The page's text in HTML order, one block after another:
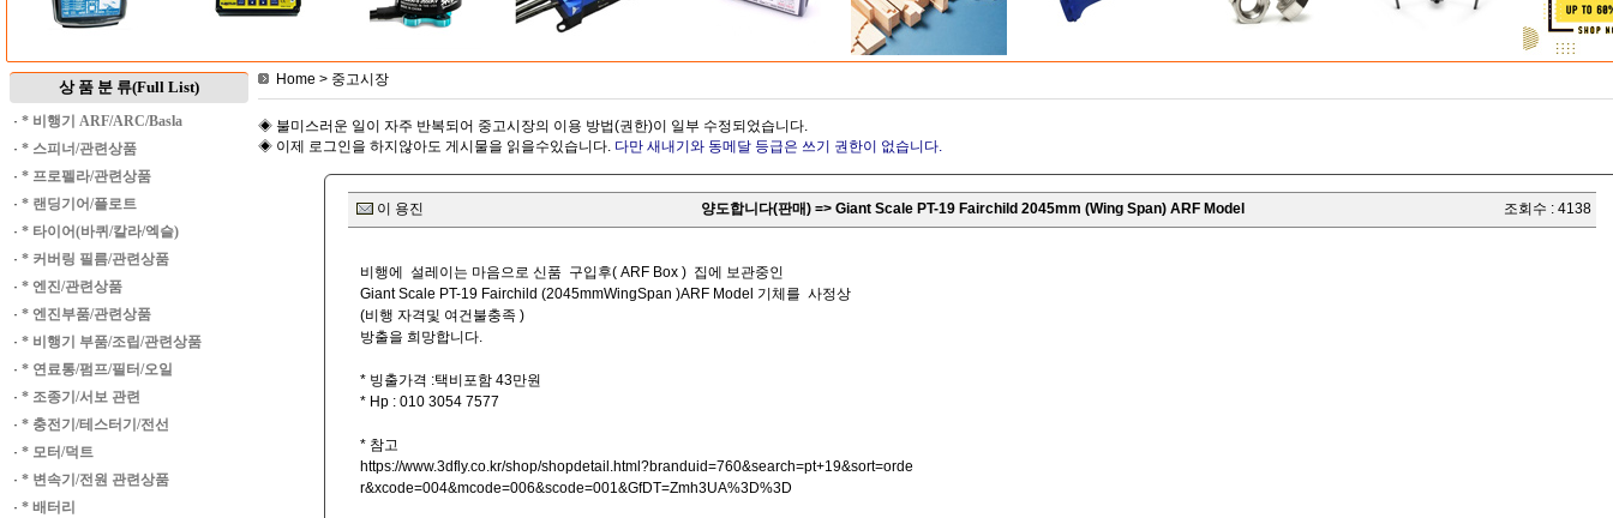
상 품 분 류(Full List)
· * 비행기 ARF/ARC/Basla
· * 스피너/관련상품
· * 프로펠라/관련상품
· * 랜딩기어/플로트
· * 타이어(바퀴/칼라/엑슬)
· * 커버링 필름/관련상품
· * 엔진/관련상품
· * 엔진부품/관련상품
· * 비행기 부품/조립/관련상품
· * 연료통/펌프/필터/오일
· * 조종기/서보 관련
· * 충전기/테스터기/전선
· * 모터/덕트
· * 변속기/전원 관련상품
· * 배터리
Home > 중고시장
◈ 불미스러운 일이 자주 반복되어 중고시장의 이용 방법(권한)이 일부 수정되었습니다.
◈ 이제 로그인을 하지않아도 게시물을 읽을수있습니다. 다만 새내기와 동메달 등급은 쓰기 권한이 없습니다.
이 용진 양도합니다(판매) => Giant Scale PT-19 Fairchild 2045mm (Wing Span) ARF Model 조회수 : 4138
비행에 설레이는 마음으로 신품 구입후( ARF Box ) 집에 보관중인
Giant Scale PT-19 Fairchild (2045mmWingSpan )ARF Model 기체를 사정상
(비행 자격및 여건불충족 )
방출을 희망합니다.
* 빙출가격 :택비포함 43만원
* Hp : 010 3054 7577
* 참고
https://www.3dfly.co.kr/shop/shopdetail.html?branduid=760&search=pt+19&sort=orde
r&xcode=004&mcode=006&scode=001&GfDT=Zmh3UA%3D%3D